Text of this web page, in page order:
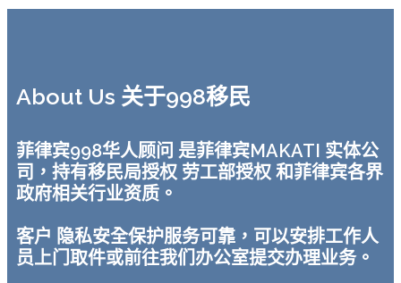
About Us 关于998移民
菲律宾998华人顾问 是菲律宾MAKATI 实体公
司，持有移民局授权 劳工部授权 和菲律宾各界
政府相关行业资质。
客户 隐私安全保护服务可靠，可以安排工作人
员上门取件或前往我们办公室提交办理业务。